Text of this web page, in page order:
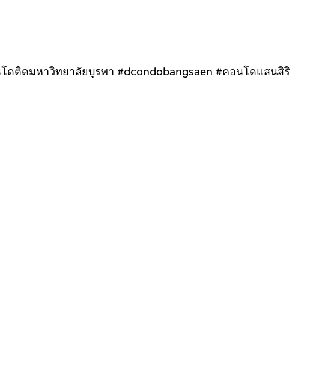
ติดมหาวิทยาลัยบูรพา #dcondobangsaen #คอนโดแสนสิริ